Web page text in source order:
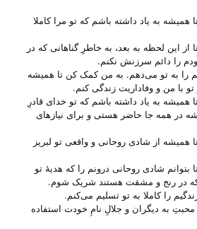
به یاد داشته باشم که تو مرا کاملا
این لحظه به بعد، به خاطرِ گناهانی که در
را دائم سرزنش نکنم.
را به تو می‌‌دهم. به من کمک کن تا همیشه
با من و وفاداریت زندگی کنم.
همیشه به یاد داشته باشم که تو خدای قادرِ
در همه جا حاضر هستی‌ و برای نیاز‌های
همیشه از شادی روحانی و واقعی تو لبریز
شادی روحانی درونم را که هدیهٔ تو
در رنج و مشقت هستند شریک شوم.
را کاملا به تو تسلیم می‌‌کنم.
به دیگران و جلالِ نامِ خودت استفاده